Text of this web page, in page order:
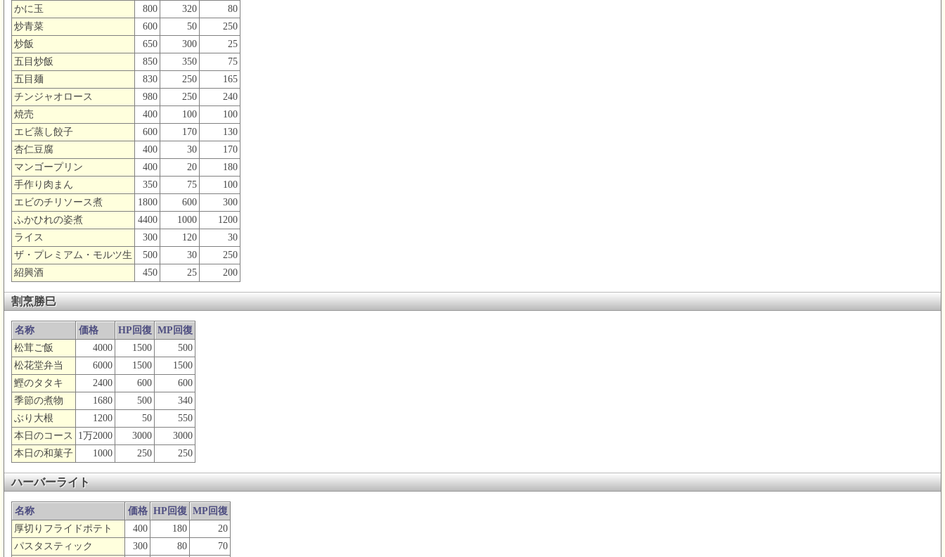
かに玉
800 320
80
炒青菜
600 50
250
炒飯
650 300
25
五目炒飯
850 350
75
五目麺
830 250
165
チンジャオロース
980 250
240
焼売
400 100
100
エビ蒸し餃子
600 170
130
杏仁豆腐
400 30
170
マンゴープリン
400 20
180
手作り肉まん
350 75
100
エビのチリソース煮
1800 600
300
ふかひれの姿煮
4400 1000
1200
ライス
300 120
30
ザ・プレミアム・モルツ生
500 30
250
紹興酒
450 25 200
割烹勝巳
名称 価格 HP回復 MP回復
松茸ご飯
4000 1500
500
松花堂弁当
6000 1500
1500
鰹のタタキ
2400 600
600
季節の煮物
1680 500
340
ぶり大根
1200 50
550
本日のコース
1万2000 3000
3000
本日の和菓子
1000 250 250
ハーバーライト
名称 価格 HP回復 MP回復
厚切りフライドポテト
400 180
20
パスタスティック
300 80
70